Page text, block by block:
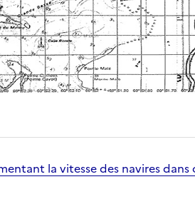
la vitesse des navires dans